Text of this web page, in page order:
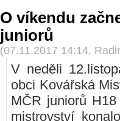
O víkendu
juniorů
(07.11.2017 14:14,
V neděli
obci Kovářská
MČR juniorů
mistrovství